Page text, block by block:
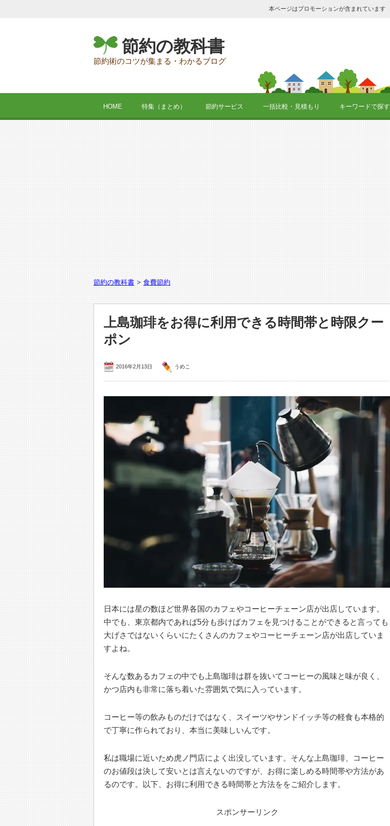
本ページはプロモーションが含まれています
節約の教科書
節約術のコツが集まる・わかるブログ
HOME 特集（まとめ） 節約サービス 一括比較・見積もり キーワードで探す
節約の教科書 > 食費節約
上島珈琲をお得に利用できる時間帯と時限クー
ポン
2016年2月13日 うめこ
日本には星の数ほど世界各国のカフェやコーヒーチェーン店が出店しています。
中でも、東京都内であれば5分も歩けばカフェを見つけることができると言っても
大げさではないくらいにたくさんのカフェやコーヒーチェーン店が出店していま
すよね。
そんな数あるカフェの中でも上島珈琲は群を抜いてコーヒーの風味と味が良く、
かつ店内も非常に落ち着いた雰囲気で気に入っています。
コーヒー等の飲みものだけではなく、スイーツやサンドイッチ等の軽食も本格的
で丁寧に作られており、本当に美味しいんです。
私は職場に近いため虎ノ門店によく出没しています。そんな上島珈琲、コーヒー
のお値段は決して安いとは言えないのですが、お得に楽しめる時間帯や方法があ
るのです。以下、お得に利用できる時間帯と方法ををご紹介します。
スポンサーリンク